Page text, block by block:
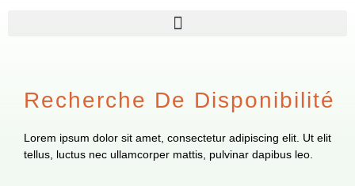
Recherche De Disponibilité
Lorem ipsum dolor sit amet, consectetur adipiscing elit. Ut elit
tellus, luctus nec ullamcorper mattis, pulvinar dapibus leo.